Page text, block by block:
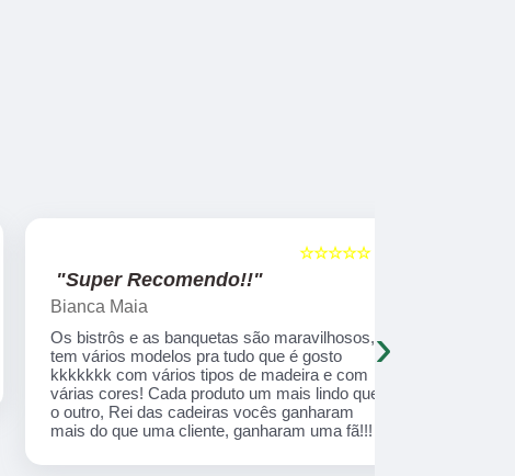
5
☆☆☆☆☆
"Super Recomendo!!"
Bianca Maia
Os bistrôs e as banquetas são maravilhosos,
tem vários modelos pra tudo que é gosto
kkkkkkk com vários tipos de madeira e com
várias cores! Cada produto um mais lindo que
o outro, Rei das cadeiras vocês ganharam
mais do que uma cliente, ganharam uma fã!!!
›